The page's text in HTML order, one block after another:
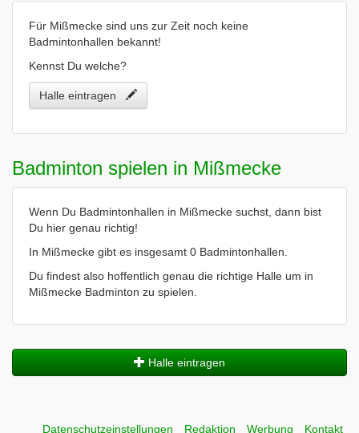
Für Mißmecke sind uns zur Zeit noch keine
Badmintonhallen bekannt!
Kennst Du welche?
Halle eintragen
Badminton spielen in Mißmecke
Wenn Du Badmintonhallen in Mißmecke suchst, dann bist
Du hier genau richtig!
In Mißmecke gibt es insgesamt 0 Badmintonhallen.
Du findest also hoffentlich genau die richtige Halle um in
Mißmecke Badminton zu spielen.
Halle eintragen
Datenschutzeinstellungen Redaktion Werbung Kontakt